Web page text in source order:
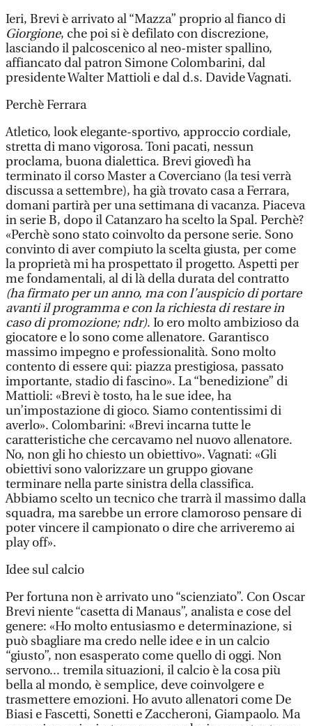
Ieri, Brevi è arrivato al “Mazza” proprio al fianco di
Giorgione, che poi si è defilato con discrezione,
lasciando il palcoscenico al neo-mister spallino,
affiancato dal patron Simone Colombarini, dal
presidente Walter Mattioli e dal d.s. Davide Vagnati.
Perchè Ferrara
Atletico, look elegante-sportivo, approccio cordiale,
stretta di mano vigorosa. Toni pacati, nessun
proclama, buona dialettica. Brevi giovedì ha
terminato il corso Master a Coverciano (la tesi verrà
discussa a settembre), ha già trovato casa a Ferrara,
domani partirà per una settimana di vacanza. Piaceva
in serie B, dopo il Catanzaro ha scelto la Spal. Perchè?
«Perchè sono stato coinvolto da persone serie. Sono
convinto di aver compiuto la scelta giusta, per come
la proprietà mi ha prospettato il progetto. Aspetti per
me fondamentali, al di là della durata del contratto
(ha firmato per un anno, ma con l’auspicio di portare
avanti il programma e con la richiesta di restare in
caso di promozione; ndr). Io ero molto ambizioso da
giocatore e lo sono come allenatore. Garantisco
massimo impegno e professionalità. Sono molto
contento di essere qui: piazza prestigiosa, passato
importante, stadio di fascino». La “benedizione” di
Mattioli: «Brevi è tosto, ha le sue idee, ha
un’impostazione di gioco. Siamo contentissimi di
averlo». Colombarini: «Brevi incarna tutte le
caratteristiche che cercavamo nel nuovo allenatore.
No, non gli ho chiesto un obiettivo». Vagnati: «Gli
obiettivi sono valorizzare un gruppo giovane
terminare nella parte sinistra della classifica.
Abbiamo scelto un tecnico che trarrà il massimo dalla
squadra, ma sarebbe un errore clamoroso pensare di
poter vincere il campionato o dire che arriveremo ai
play off».
Idee sul calcio
Per fortuna non è arrivato uno “scienziato”. Con Oscar
Brevi niente “casetta di Manaus”, analista e cose del
genere: «Ho molto entusiasmo e determinazione, si
può sbagliare ma credo nelle idee e in un calcio
“giusto”, non esasperato come quello di oggi. Non
servono... tremila situazioni, il calcio è la cosa più
bella al mondo, è semplice, deve coinvolgere e
trasmettere emozioni. Ho avuto allenatori come De
Biasi e Fascetti, Sonetti e Zaccheroni, Giampaolo. Ma